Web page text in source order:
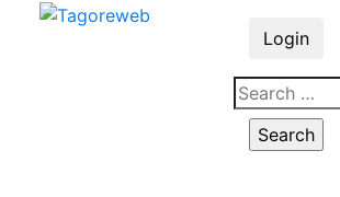
Login